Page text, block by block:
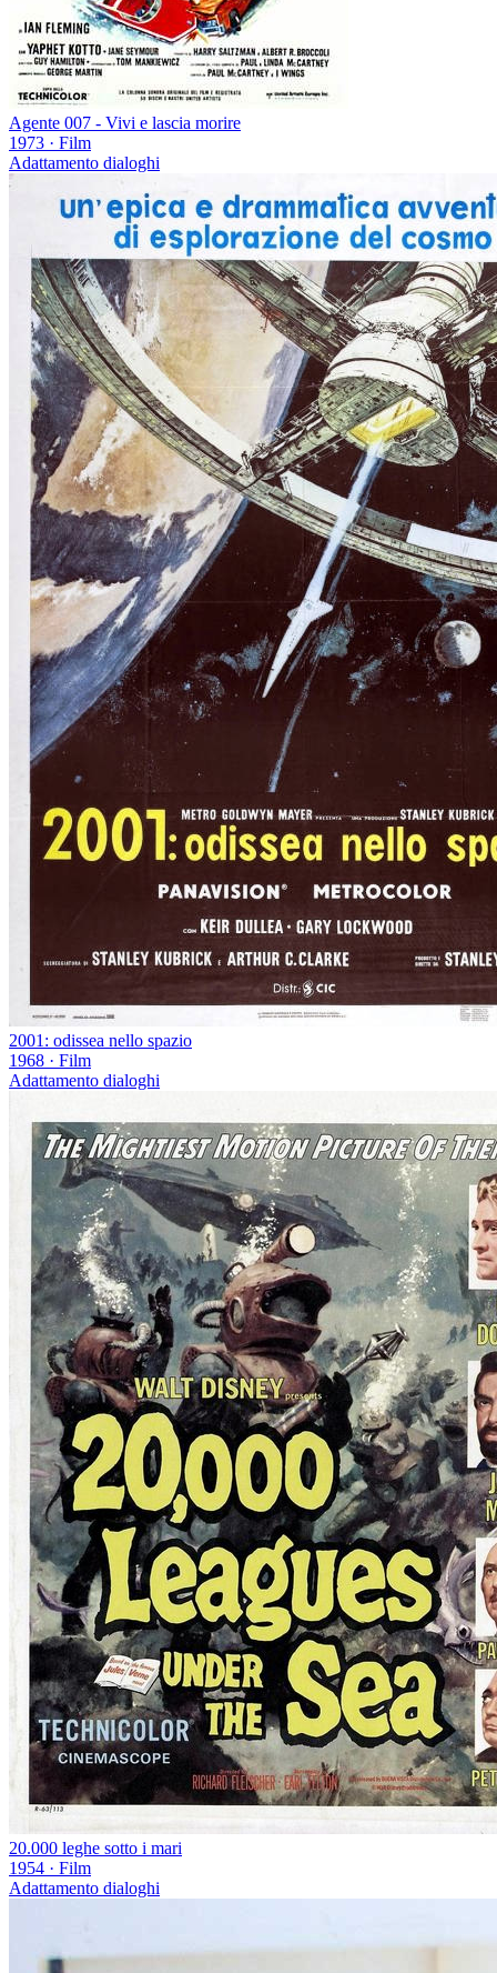
Agente 007 - Vivi e lascia morire
1973 · Film
Adattamento dialoghi
2001: odissea nello spazio
1968 · Film
Adattamento dialoghi
20.000 leghe sotto i mari
1954 · Film
Adattamento dialoghi